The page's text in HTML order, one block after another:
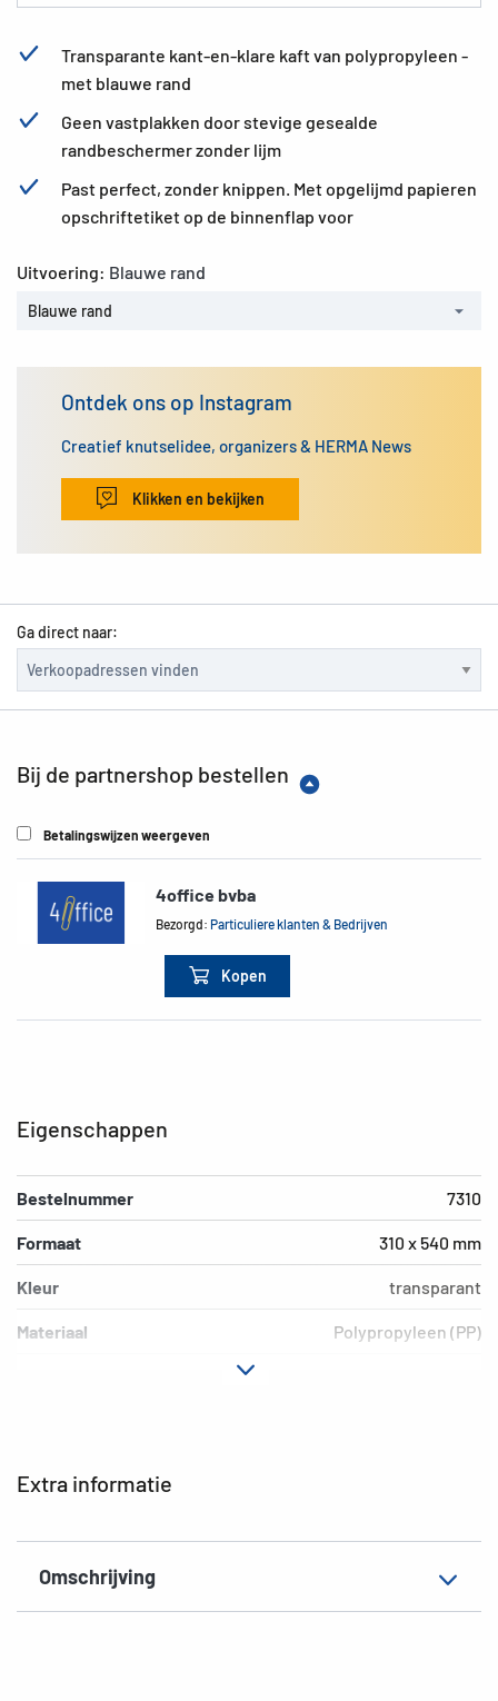
Transparante kant-en-klare kaft van polypropyleen -
met blauwe rand
Geen vastplakken door stevige gesealde
randbeschermer zonder lijm
Past perfect, zonder knippen. Met opgelijmd papieren
opschriftetiket op de binnenflap voor
Uitvoering: Blauwe rand
Blauwe rand
Ontdek ons op Instagram
Creatief knutselidee, organizers & HERMA News
Klikken en bekijken
Ga direct naar:
Bij de partnershop bestellen
Betalingswijzen weergeven
4office bvba
Bezorgd:Particuliere klanten & Bedrijven
Kopen
Extra informatie
Omschrijving
Eigenschappen
Bestelnummer 7310
Formaat 310 x 540 mm
Kleur transparant
Materiaal Polypropyleen (PP)